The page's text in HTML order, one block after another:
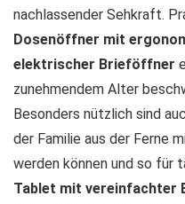
nachlassender Sehkraft.
Dosenöffner mit
elektrischer Brieföffner
zunehmendem Alter
Besonders nützlich sind
der Familie aus der Ferne
werden können und so für
Tablet mit vereinfachter